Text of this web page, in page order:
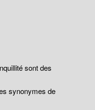
sont des
synonymes de